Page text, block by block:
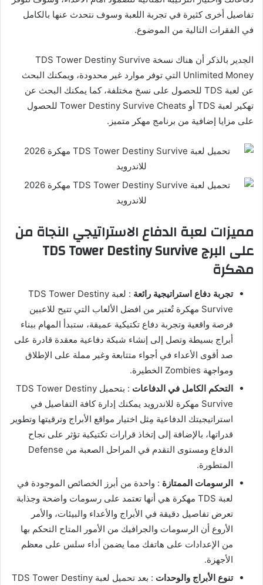
تفاصيل أخرى كثيرة في تجربة اللعبة وسوف نتحدث عنها بالكامل
في الفقرات التالية من الموضوع.
الجدير بالذكر أن هناك نسخة TDS Tower Destiny Survive
Unlimited Money التي توفر موارد غير محدودة، ويمكنك البحث
عن لعبة TDS للحصول على نسخ مختلفة، كما يمكنك البحث عن
تهكير لعبة TDS أو Tower Destiny Survive Cheats للحصول
على مزايا إضافية من برنامج مهكر متميز.
مميزات لعبة الدفاع الاستراتيجي النجاة من
على البرج TDS Tower Destiny Survive
مهكرة
تجربة دفاع استراتيجية رائعة
: لعبة TDS Tower Destiny
Survive مهكرة تٌعتبر من افضل الألعاب التي تتيح للاعبين
فرصة واقعية وتجربة دفاع تكتيكية عميقة، ستبدأ المهام ببناء
أبراج بسيطة وتصل إلى إنشاء شبكة دفاعية معقدة قادرة على
صد أقوى الأعداء في أجواء متتابعة وغير مملة على الإطلاق
ومواجهة Zombies الخطيرة.
التحكم الكامل في الدفاعات
: بتحميل TDS Tower Destiny
Survive مهكرة للاندرويد يمكنك إدارة كافة التفاصيل في
استراتيجيتك الدفاعية مِثل اختيار مواقع الأبراج وترقيتها وتطوير
قدراتها، بالإضافة إلى إتخاذ قرارات تكتيكية تؤثر على نجاح
الدفاع ومستوى التقدم في المراحل الصعبة من Defense
المتطورة.
الرسومات الممتازة : واحدة من أبرز الخصائص الموجودة في
لعبة TDS مهكرة هي أنها تعتمد على رسومات واضحة وجذابة
تعرض تفاصيل دقيقة في الأبراج والأعداء والبيئات، والأمر
الأروع أن الرسومات والجرافيك من الأمور المتاح التحكم بها
من الإعدادات على هاتفك مما يضمن أداء سلس على معظم
الأجهزة.
تنوع الأبراج والوحدات
: بعد تحميل لعبة TDS Tower Destiny